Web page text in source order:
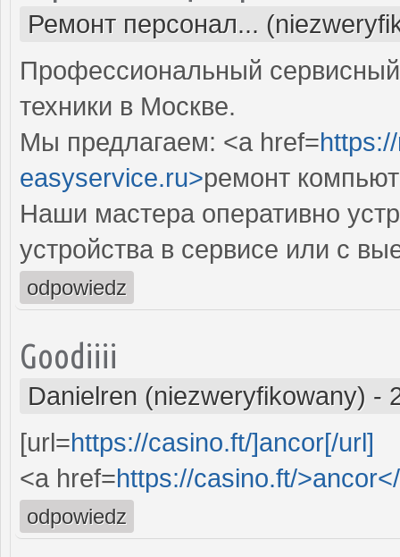
Ремонт персонал...
Профессиональный
техники в Москве.
Мы предлагаем: <a href=
easyservice.ru>ремонт
Наши мастера оперативно
устройства в сервисе или с
odpowiedz
Goodiiii
Danielren (niezweryfikowany) -
[url=https://casino.ft/]ancor[/url]
<a href=https://casino.ft/
odpowiedz